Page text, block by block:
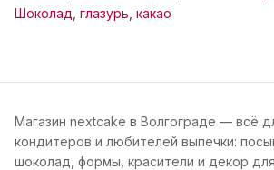
Шоколад, глазурь, какао
Магазин nextcake в Волгограде — всё
кондитеров и любителей выпечки:
шоколад, формы, красители и декор